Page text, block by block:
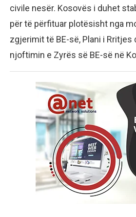
civile nesër. Kosovës i duhet
për të përfituar plotësisht nga
zgjerimit të BE-së, Plani i Rritjes
njoftimin e Zyrës së BE-së në